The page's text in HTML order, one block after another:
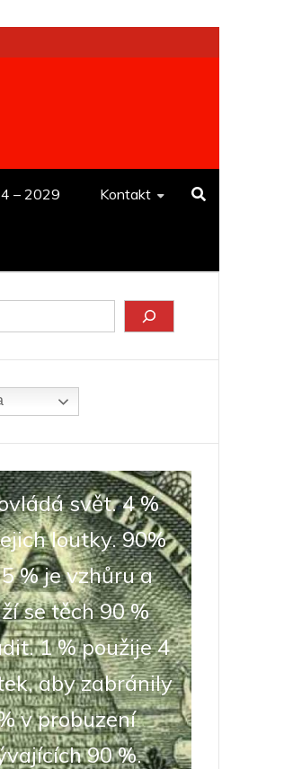
– 2029 Kontakt
svět. 4 %
loutky. 90%
% je vzhůru a
se těch 90 %
1 % použije 4
aby zabránily
v probuzení
90 %.